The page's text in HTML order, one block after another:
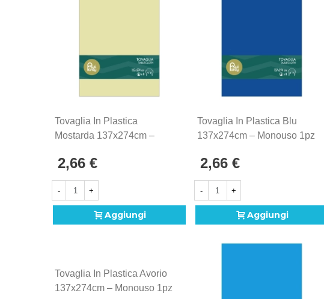
Tovaglia In Plastica
Mostarda 137x274cm –
2,66 €
- +
Aggiungi
Tovaglia In Plastica Blu
137x274cm – Monouso 1pz
2,66 €
- +
Aggiungi
Tovaglia In Plastica Avorio
137x274cm – Monouso 1pz